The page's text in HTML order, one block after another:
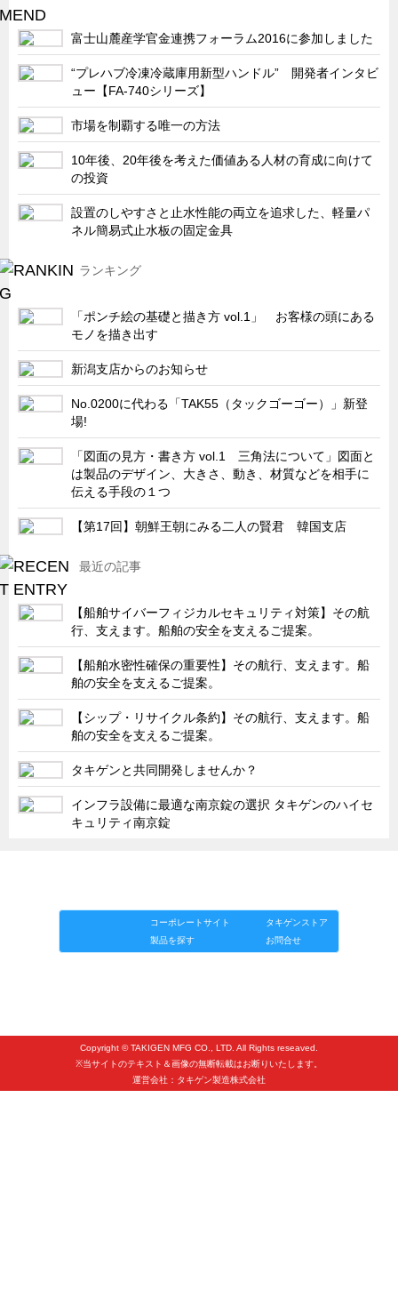
農業関連
半導体製造装置関連
共同溝・無電柱化関連
特装車・バス・トラック関連
フリーザー・フードマシナリー関連
鉄道車両・駅舎関連
営業、丸ごとフカボリ
新製品開発最前線
Before After
隠れた名品
旬の野菜とタキゲン製品
PICK UP NEWS
ポンチ絵の基礎と描き方
図面の見方・書き方
キャビネット工業会規格「CA300」集中講義
瀧源点回帰
光る技術！未来へのモノづくり
ちょっとユニークなお客様
ビジサスニュース
ECOLOGY NEWS SCRAMBLE
わが街わが支店
支店所在地（歴史探訪）
ニッポン再発見
あれこれWATCH
富士山麓産学官金連携フォーラム2016に参加しました
“プレハブ冷凍冷蔵庫用新型ハンドル” 開発者インタビ
ュー【FA-740シリーズ】
市場を制覇する唯一の方法
10年後、20年後を考えた価値ある人材の育成に向けて
の投資
設置のしやすさと止水性能の両立を追求した、軽量パ
ネル簡易式止水板の固定金具
ランキング
「ポンチ絵の基礎と描き方 vol.1」 お客様の頭にある
モノを描き出す
新潟支店からのお知らせ
No.0200に代わる「TAK55（タックゴーゴー）」新登
場!
「図面の見方・書き方 vol.1 三角法について」図面と
は製品のデザイン、大きさ、動き、材質などを相手に
伝える手段の１つ
【第17回】朝鮮王朝にみる二人の賢君 韓国支店
最近の記事
【船舶サイバーフィジカルセキュリティ対策】その航
行、支えます。船舶の安全を支えるご提案。
【船舶水密性確保の重要性】その航行、支えます。船
舶の安全を支えるご提案。
【シップ・リサイクル条約】その航行、支えます。船
舶の安全を支えるご提案。
タキゲンと共同開発しませんか？
インフラ設備に最適な南京錠の選択 タキゲンのハイセ
キュリティ南京錠
コーポレートサイト
タキゲンストア
製品を探す
お問合せ
Copyright © TAKIGEN MFG CO., LTD. All Rights reseaved.
※当サイトのテキスト＆画像の無断転載はお断りいたします。
運営会社：タキゲン製造株式会社